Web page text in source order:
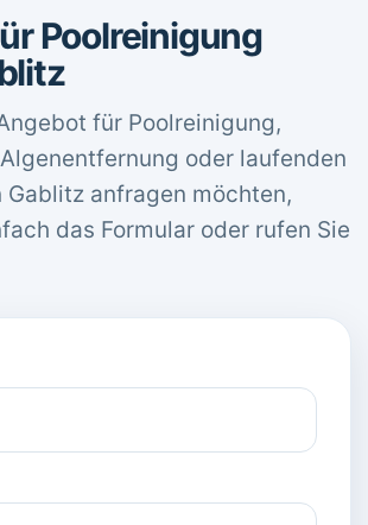
Poolreinigung
für Poolreinigung,
oder laufenden
Gablitz anfragen möchten,
das Formular oder rufen Sie